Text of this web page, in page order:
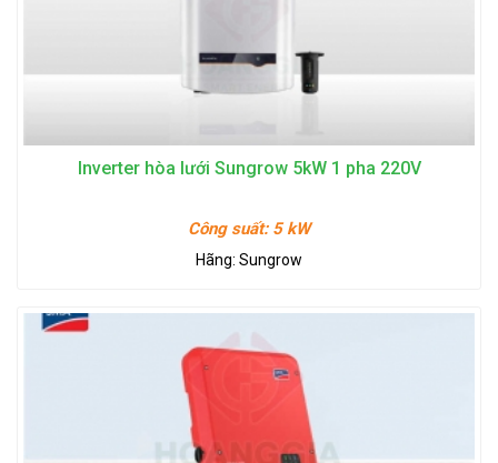
Inverter hòa lưới Sungrow 5kW 1 pha 220V
Công suất: 5 kW
Hãng: Sungrow